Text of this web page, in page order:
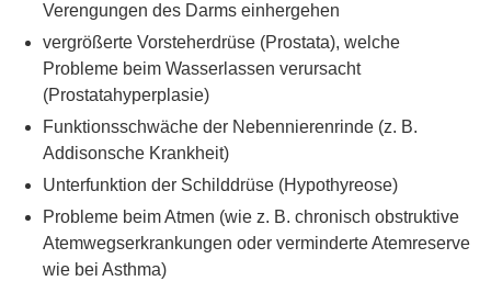
Verengungen des Darms einhergehen
vergrößerte Vorsteherdrüse (Prostata), welche
Probleme beim Wasserlassen verursacht
(Prostatahyperplasie)
Funktionsschwäche der Nebennierenrinde (z. B.
Addisonsche Krankheit)
Unterfunktion der Schilddrüse (Hypothyreose)
Probleme beim Atmen (wie z. B. chronisch obstruktive
Atemwegserkrankungen oder verminderte Atemreserve
wie bei Asthma)